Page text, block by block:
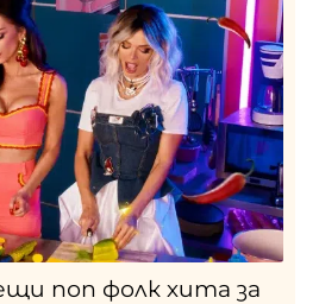
поп фолк хита за